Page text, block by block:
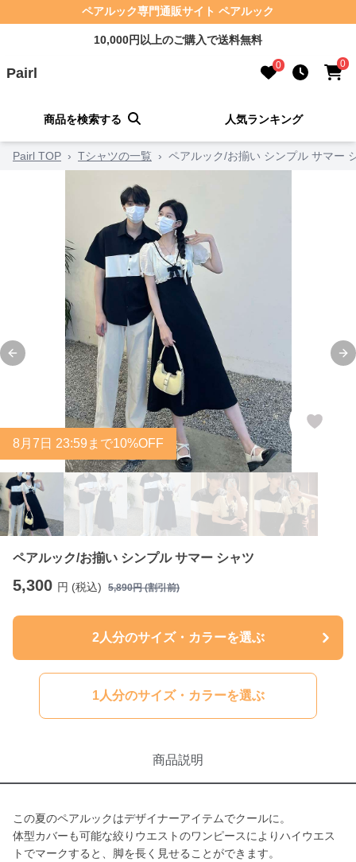
ペアルック専門通販サイト ペアルック
10,000円以上のご購入で送料無料
Pairl 0 0
商品を検索する 人気ランキング
Pairl TOP › Tシャツの一覧 › ペアルック/お揃い シンプル サマー
Previous slide
8月 7 日 23:59まで10%OFF
ペアルック/お揃い シンプル サマー シャツ
5,300 円 (税込) 5,890円 (割引前)
2人分のサイズ・カラーを選ぶ
1人分のサイズ・カラーを選ぶ
商品説明
この夏のペアルックはデザイナーアイテムでクールに。
体型カバーも可能な絞りウエストのワンピースによりハイウエス
トでマークすると、脚を長く見せることができます。